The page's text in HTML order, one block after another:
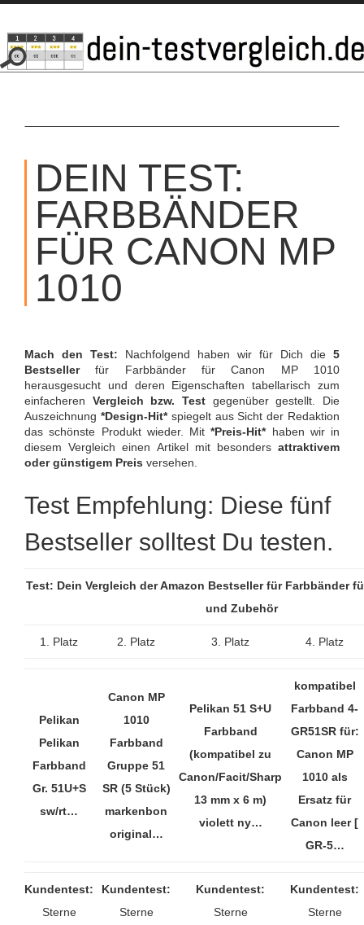
SKIP
CONTENT
DEIN TEST:
FARBBÄNDER
FÜR CANON MP
1010
Mach den Test: Nachfolgend haben wir für Dich die 5
Bestsellerfür Farbbänder für Canon MP 1010
herausgesucht und deren Eigenschaften tabellarisch zum
einfacheren Vergleich bzw. Test gegenüber gestellt. Die
Auszeichnung *Design-Hit*spiegelt aus Sicht der Redaktion
das schönste Produkt wieder. Mit*Preis-Hit*haben wir in
diesem Vergleich einen Artikel mit besonders attraktivem
oder günstigem Preis versehen.
Test Empfehlung: Diese fünf
Bestseller solltest Du testen.
Test: Dein Vergleich der Amazon Bestseller für Farbbänder
und Zubehör
1. Platz 2. Platz 3. Platz 4. Platz
Pelikan
Pelikan
Farbband
Gr. 51U+S
sw/rt…
Canon MP
1010
Farbband
Gruppe 51
SR (5 Stück)
markenbon
original…
Pelikan 51 S+U
Farbband
(kompatibel zu
Canon/Facit/Sharp
13 mm x 6 m)
violett ny…
kompatibel
Farbband 4-
GR51SR für:
Canon MP
1010 als
Ersatz für
Canon leer [
GR-5…
Kundentest:
Sterne
Kundentest:
Sterne
Kundentest:
Sterne
Kundentest:
Sterne